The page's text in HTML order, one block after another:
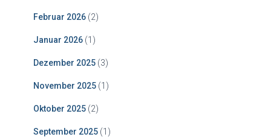
Februar 2026 (2)
Januar 2026 (1)
Dezember 2025 (3)
November 2025 (1)
Oktober 2025 (2)
September 2025 (1)